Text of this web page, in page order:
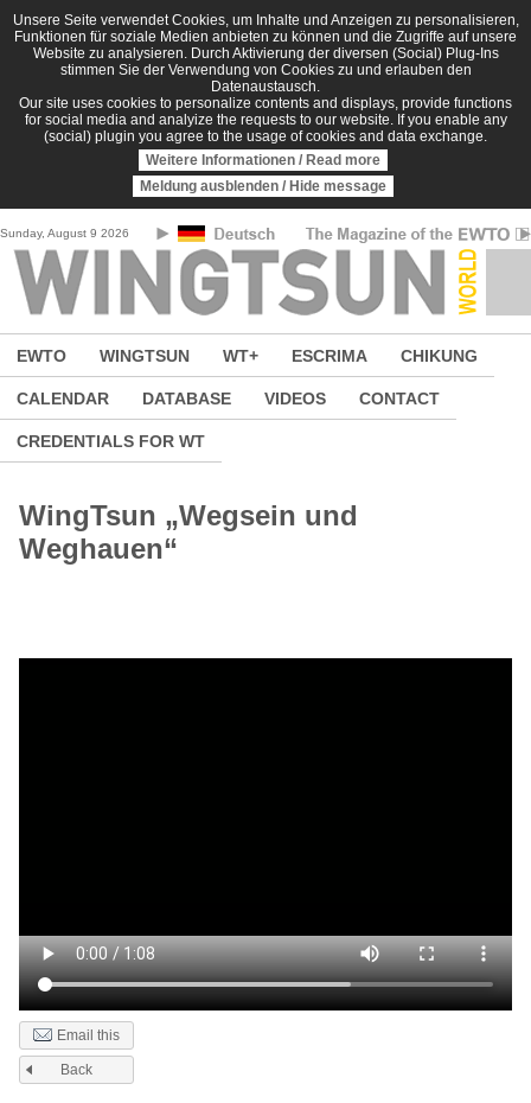
Skip to main content
Unsere Seite verwendet Cookies, um Inhalte und Anzeigen zu personalisieren,
Funktionen für soziale Medien anbieten zu können und die Zugriffe auf unsere
Website zu analysieren. Durch Aktivierung der diversen (Social) Plug-Ins
stimmen Sie der Verwendung von Cookies zu und erlauben den
Datenaustausch.
Our site uses cookies to personalize contents and displays, provide functions
for social media and analyize the requests to our website. If you enable any
(social) plugin you agree to the usage of cookies and data exchange.
Weitere Informationen / Read more
Meldung ausblenden / Hide message
Sunday, August 9 2026
EWTO WINGTSUN WT+ ESCRIMA CHIKUNG
CALENDAR DATABASE VIDEOS CONTACT
CREDENTIALS FOR WT
WingTsun „Wegsein und
Weghauen“
Email this
Back